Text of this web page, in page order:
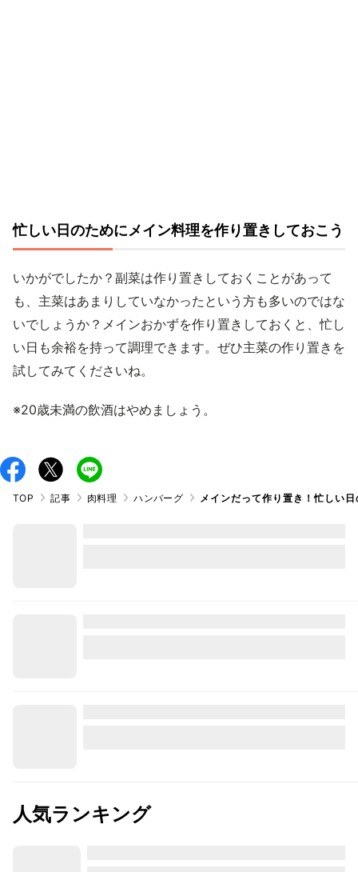
忙しい日のためにメイン料理を作り置きしておこう
いかがでしたか？副菜は作り置きしておくことがあって
も、主菜はあまりしていなかったという方も多いのではな
いでしょうか？メインおかずを作り置きしておくと、忙し
い日も余裕を持って調理できます。ぜひ主菜の作り置きを
試してみてくださいね。
※20歳未満の飲酒はやめましょう。
TOP 記事 肉料理 ハンバーグ メインだって作り置き！忙しい
人気ランキング